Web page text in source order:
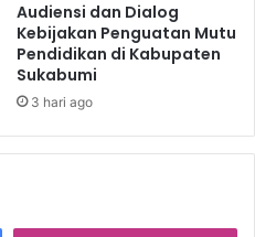
Audiensi dan Dialog
Kebijakan Penguatan Mutu
Pendidikan di Kabupaten
Sukabumi
3 hari ago